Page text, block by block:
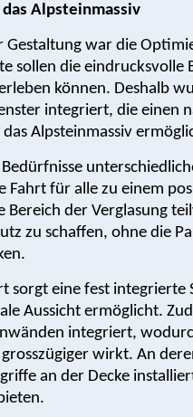
Alpsteinmassiv
Gestaltung war die
sollen die eindrucksvolle
können. Deshalb
integriert, die einen
Alpsteinmassiv
Fahrt für alle zu einem
der Verglasung
zu schaffen, ohne die
sorgt eine fest integrierte
Aussicht ermöglicht.
integriert,
wirkt. An
an der Decke